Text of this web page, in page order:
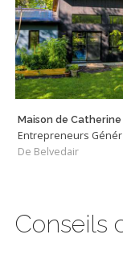
Maison de
Entrepreneurs
De Belvedair
Conseils